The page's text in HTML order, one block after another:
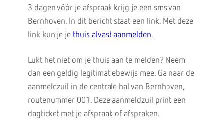
3 dagen vóór je afspraak krijg je een sms van
Bernhoven. In dit bericht staat een link. Met deze
link kun je je thuis alvast aanmelden.
Lukt het niet om je thuis aan te melden? Neem
dan een geldig legitimatiebewijs mee. Ga naar de
aanmeldzuil in de centrale hal van Bernhoven,
routenummer 001. Deze aanmeldzuil print een
dagticket met je afspraak of afspraken.